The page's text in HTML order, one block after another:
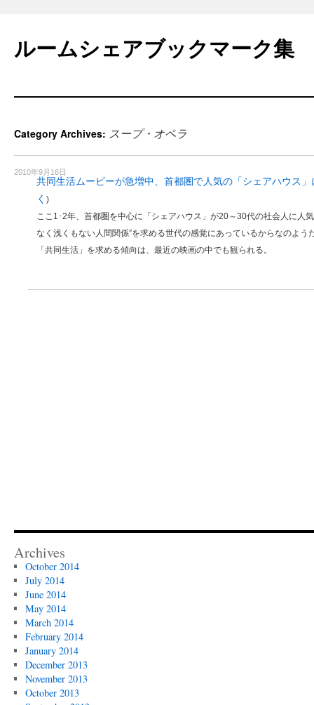
content
ルームシェアブックマーク集
Category Archives: スープ・オペラ
2010年9月16日
共同生活ムービーが急増中、首都圏で人気の「シェアハウス
く )
ここ1･2年、首都圏を中心に「シェアハウス」が20～30代の社会人に人
なく浅くもない人間関係”を求める世代の感覚にあっているからなのよう
「共同生活」を求める傾向は、最近の映画の中でも観られる。
Archives
October 2014
July 2014
June 2014
May 2014
March 2014
February 2014
January 2014
December 2013
November 2013
October 2013